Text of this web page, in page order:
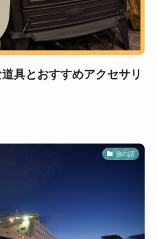
具とおすすめアクセサリ
旅の話